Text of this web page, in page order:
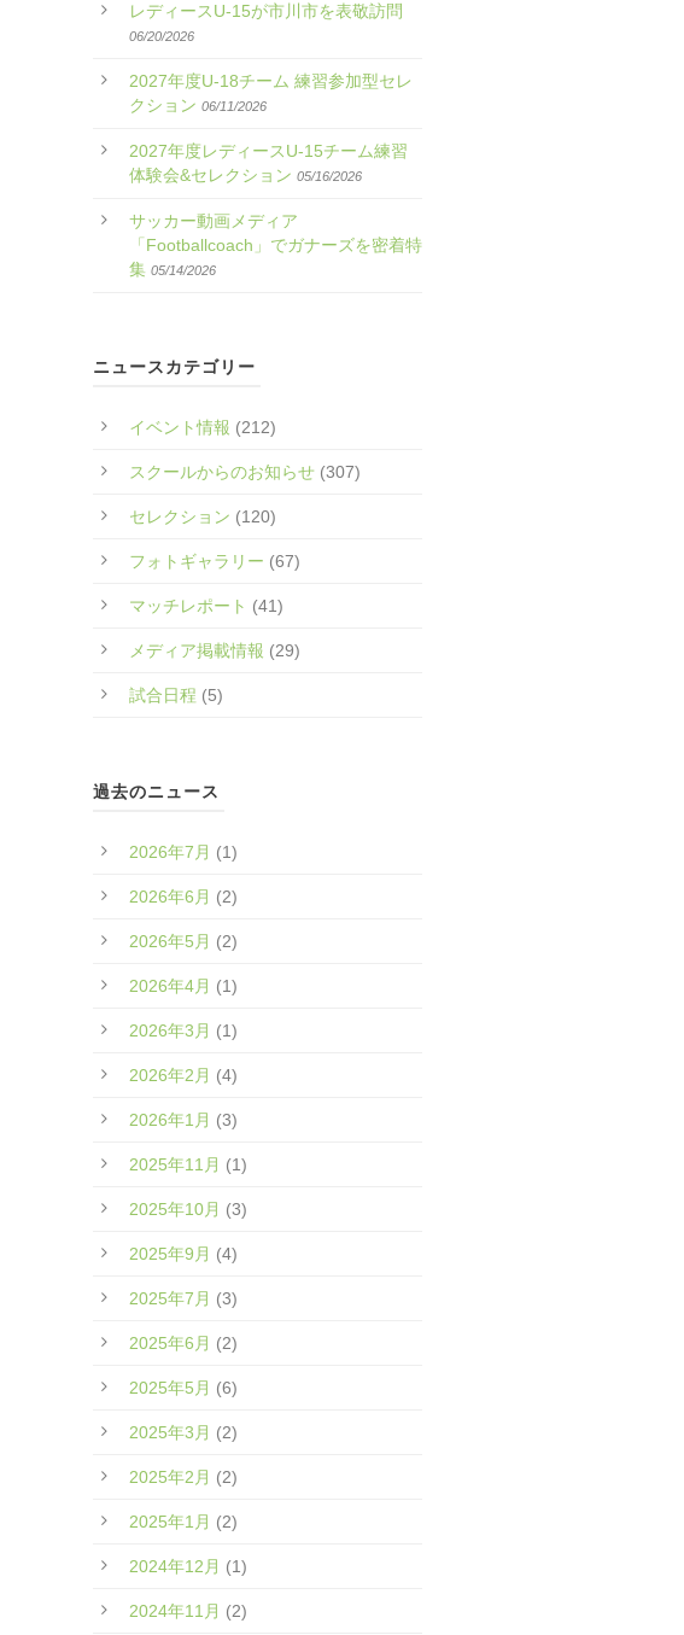
レディースU-15が市川市を表敬訪問
06/20/2026
2027年度U-18チーム 練習参加型セレ
クション 06/11/2026
2027年度レディースU-15チーム練習
体験会&セレクション 05/16/2026
サッカー動画メディア
「Footballcoach」でガナーズを密着特
集 05/14/2026
ニュースカテゴリー
イベント情報 (212)
スクールからのお知らせ(307)
セレクション (120)
フォトギャラリー (67)
マッチレポート (41)
メディア掲載情報 (29)
試合日程 (5)
過去のニュース
2026年7月 (1)
2026年6月 (2)
2026年5月 (2)
2026年4月 (1)
2026年3月 (1)
2026年2月 (4)
2026年1月 (3)
2025年11月 (1)
2025年10月 (3)
2025年9月 (4)
2025年7月 (3)
2025年6月 (2)
2025年5月 (6)
2025年3月 (2)
2025年2月 (2)
2025年1月 (2)
2024年12月 (1)
2024年11月 (2)